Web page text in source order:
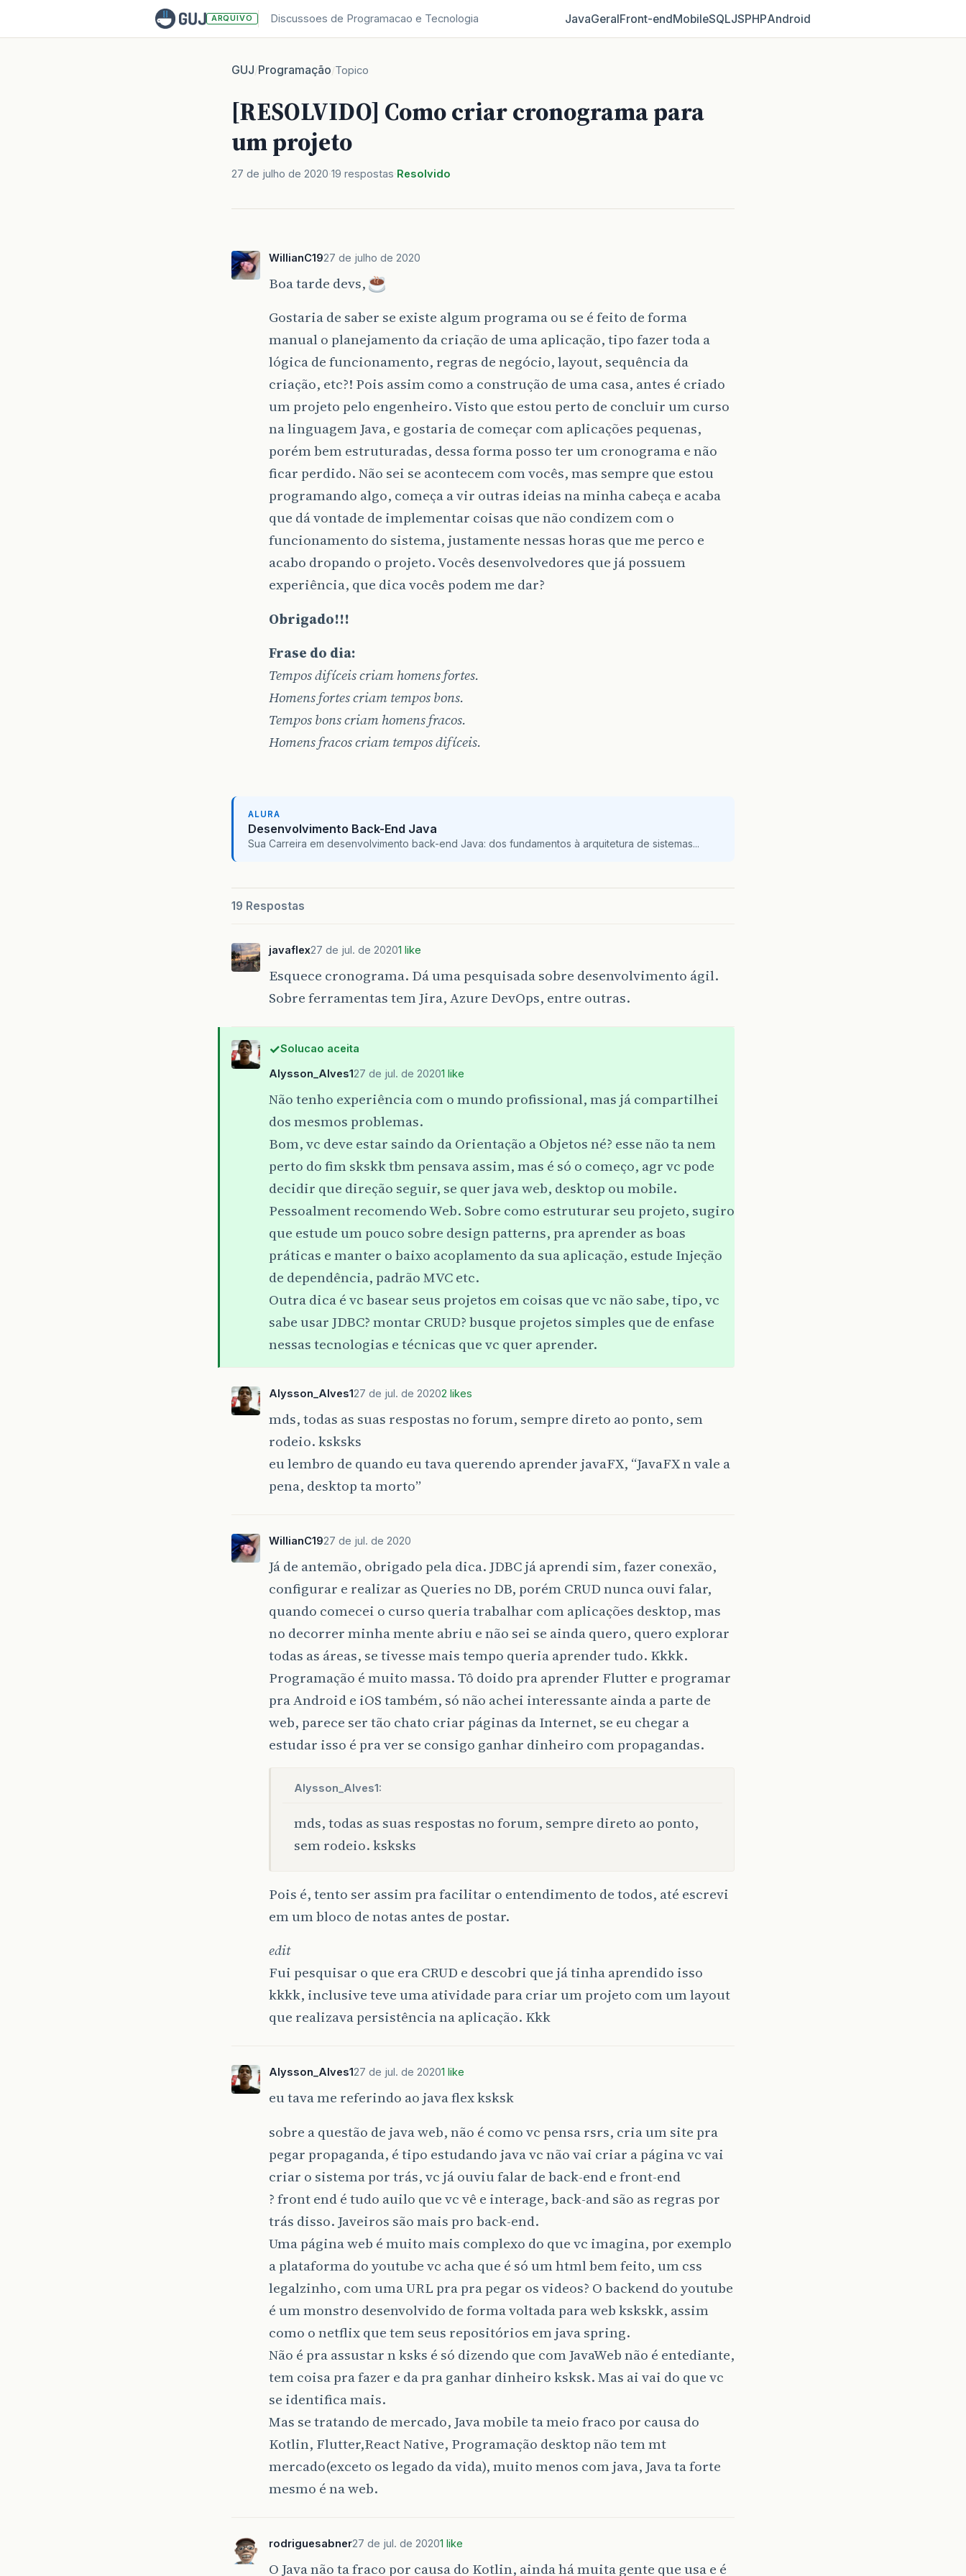
ARQUIVO Discussoes de Programacao e Tecnologia JavaGeralFront‑endMobileSQLJSPHPAndroid
GUJ/Programação/Topico
[RESOLVIDO] Como criar cronograma para
um projeto
27 de julho de 2020 19 respostas Resolvido
WillianC1927 de julho de 2020
Boa tarde devs,
Gostaria de saber se existe algum programa ou se é feito de forma
manual o planejamento da criação de uma aplicação, tipo fazer toda a
lógica de funcionamento, regras de negócio, layout, sequência da
criação, etc?! Pois assim como a construção de uma casa, antes é criado
um projeto pelo engenheiro. Visto que estou perto de concluir um curso
na linguagem Java, e gostaria de começar com aplicações pequenas,
porém bem estruturadas, dessa forma posso ter um cronograma e não
ficar perdido. Não sei se acontecem com vocês, mas sempre que estou
programando algo, começa a vir outras ideias na minha cabeça e acaba
que dá vontade de implementar coisas que não condizem com o
funcionamento do sistema, justamente nessas horas que me perco e
acabo dropando o projeto. Vocês desenvolvedores que já possuem
experiência, que dica vocês podem me dar?
Obrigado!!!
Frase do dia:
Tempos difíceis criam homens fortes.
Homens fortes criam tempos bons.
Tempos bons criam homens fracos.
Homens fracos criam tempos difíceis.
ALURA
Desenvolvimento Back-End Java
Sua Carreira em desenvolvimento back-end Java: dos fundamentos à arquitetura de sistemas...
19 Respostas
javaflex27 de jul. de 20201 like
Esquece cronograma. Dá uma pesquisada sobre desenvolvimento ágil.
Sobre ferramentas tem Jira, Azure DevOps, entre outras.
Solucao aceita
Alysson_Alves127 de jul. de 20201 like
Não tenho experiência com o mundo profissional, mas já compartilhei
dos mesmos problemas.
Bom, vc deve estar saindo da Orientação a Objetos né? esse não ta nem
perto do fim skskk tbm pensava assim, mas é só o começo, agr vc pode
decidir que direção seguir, se quer java web, desktop ou mobile.
Pessoalment recomendo Web. Sobre como estruturar seu projeto, sugiro
que estude um pouco sobre design patterns, pra aprender as boas
práticas e manter o baixo acoplamento da sua aplicação, estude Injeção
de dependência, padrão MVC etc.
Outra dica é vc basear seus projetos em coisas que vc não sabe, tipo, vc
sabe usar JDBC? montar CRUD? busque projetos simples que de enfase
nessas tecnologias e técnicas que vc quer aprender.
Alysson_Alves127 de jul. de 20202 likes
mds, todas as suas respostas no forum, sempre direto ao ponto, sem
rodeio. ksksks
eu lembro de quando eu tava querendo aprender javaFX, “JavaFX n vale a
pena, desktop ta morto”
WillianC1927 de jul. de 2020
Já de antemão, obrigado pela dica. JDBC já aprendi sim, fazer conexão,
configurar e realizar as Queries no DB, porém CRUD nunca ouvi falar,
quando comecei o curso queria trabalhar com aplicações desktop, mas
no decorrer minha mente abriu e não sei se ainda quero, quero explorar
todas as áreas, se tivesse mais tempo queria aprender tudo. Kkkk.
Programação é muito massa. Tô doido pra aprender Flutter e programar
pra Android e iOS também, só não achei interessante ainda a parte de
web, parece ser tão chato criar páginas da Internet, se eu chegar a
estudar isso é pra ver se consigo ganhar dinheiro com propagandas.
Alysson_Alves1:
mds, todas as suas respostas no forum, sempre direto ao ponto,
sem rodeio. ksksks
Pois é, tento ser assim pra facilitar o entendimento de todos, até escrevi
em um bloco de notas antes de postar.
edit
Fui pesquisar o que era CRUD e descobri que já tinha aprendido isso
kkkk, inclusive teve uma atividade para criar um projeto com um layout
que realizava persistência na aplicação. Kkk
Alysson_Alves127 de jul. de 20201 like
eu tava me referindo ao java flex ksksk
sobre a questão de java web, não é como vc pensa rsrs, cria um site pra
pegar propaganda, é tipo estudando java vc não vai criar a página vc vai
criar o sistema por trás, vc já ouviu falar de back-end e front-end
? front end é tudo auilo que vc vê e interage, back-and são as regras por
trás disso. Javeiros são mais pro back-end.
Uma página web é muito mais complexo do que vc imagina, por exemplo
a plataforma do youtube vc acha que é só um html bem feito, um css
legalzinho, com uma URL pra pra pegar os videos? O backend do youtube
é um monstro desenvolvido de forma voltada para web kskskk, assim
como o netflix que tem seus repositórios em java spring.
Não é pra assustar n ksks é só dizendo que com JavaWeb não é entediante,
tem coisa pra fazer e da pra ganhar dinheiro ksksk. Mas ai vai do que vc
se identifica mais.
Mas se tratando de mercado, Java mobile ta meio fraco por causa do
Kotlin, Flutter,React Native, Programação desktop não tem mt
mercado(exceto os legado da vida), muito menos com java, Java ta forte
mesmo é na web.
rodriguesabner27 de jul. de 20201 like
O Java não ta fraco por causa do Kotlin, ainda há muita gente que usa e é